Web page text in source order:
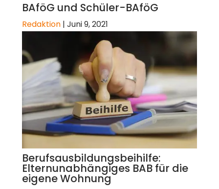
BAföG und Schüler-BAföG
Redaktion | Juni 9, 2021
Berufsausbildungsbeihilfe:
Elternunabhängiges BAB für die
eigene Wohnung